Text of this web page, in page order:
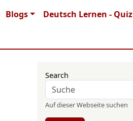
Blogs Deutsch Lernen - Quiz
Search
Auf dieser Webseite suchen